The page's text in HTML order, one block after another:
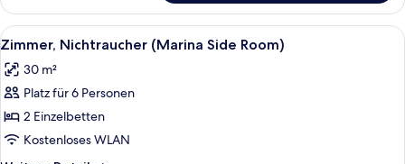
Nichtraucher,
Balkon
(Corner
Alle
Fotos
für
Zimmer,
Nichtraucher
(Marina
Side
Ein Hotelzimmer mit zwei Betten,
7
Zimmer, Nichtraucher (Marina Side Room)
30 m²
Platz für 6 Personen
2 Einzelbetten
Kostenloses WLAN